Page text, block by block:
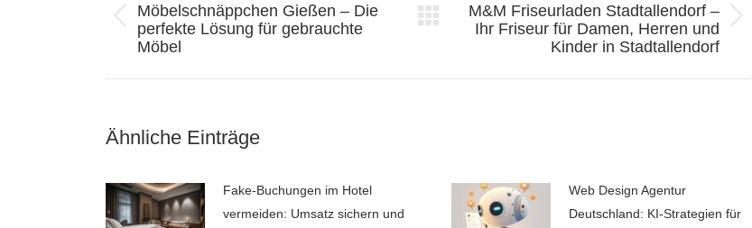
Vorheriger
Beitrag:
Möbelschnäppchen Gießen – Die
perfekte Lösung für gebrauchte
Möbel
Nächster
M&M Friseurladen Stadtallendorf –
Ihr Friseur für Damen, Herren und
Kinder in Stadtallendorf
Ähnliche Einträge
Fake-Buchungen im Hotel
vermeiden: Umsatz sichern und
Web Design Agentur
Deutschland: KI-Strategien für